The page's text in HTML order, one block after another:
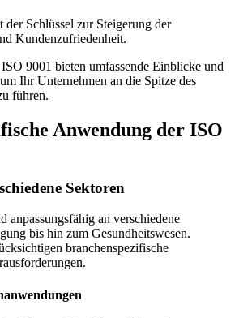
der Schlüssel zur Steigerung der
Kundenzufriedenheit.
9001 bieten umfassende Einblicke und
Ihr Unternehmen an die Spitze des
führen.
Anwendung der ISO
Sektoren
anpassungsfähig an verschiedene
bis hin zum Gesundheitswesen.
branchenspezifische